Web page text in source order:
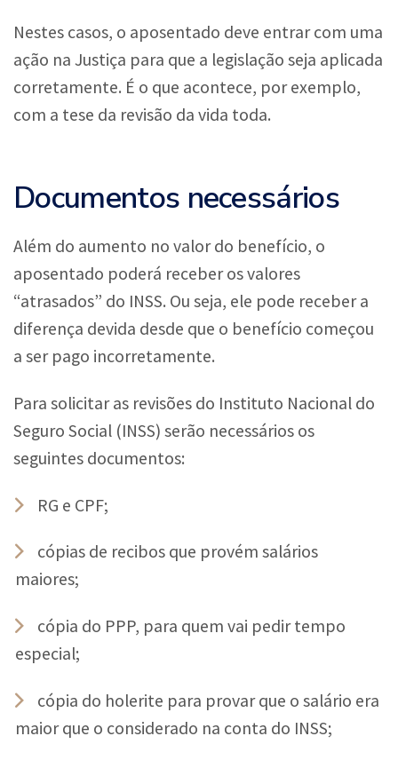
Nestes casos, o aposentado deve entrar com uma
ação na Justiça para que a legislação seja aplicada
corretamente. É o que acontece, por exemplo,
com a tese da revisão da vida toda.
Documentos necessários
Além do aumento no valor do benefício, o
aposentado poderá receber os valores
“atrasados” do INSS. Ou seja, ele pode receber a
diferença devida desde que o benefício começou
a ser pago incorretamente.
Para solicitar as revisões do Instituto Nacional do
Seguro Social (INSS) serão necessários os
seguintes documentos:
RG e CPF;
cópias de recibos que provém salários
maiores;
cópia do PPP, para quem vai pedir tempo
especial;
cópia do holerite para provar que o salário era
maior que o considerado na conta do INSS;